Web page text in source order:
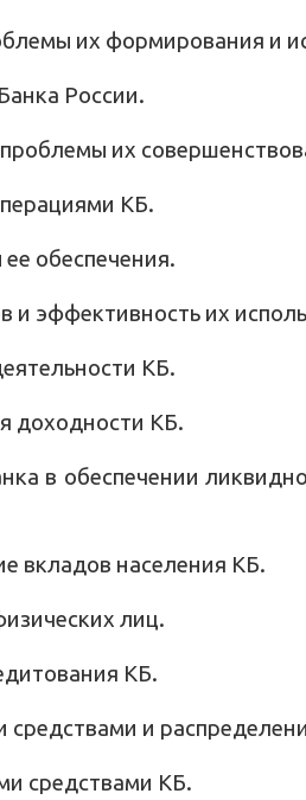
их формирования и
России.
их
КБ.
обеспечения.
и эффективность их
КБ.
доходности КБ.
в обеспечении
вкладов населения КБ.
лиц.
КБ.
средствами и
средствами КБ.